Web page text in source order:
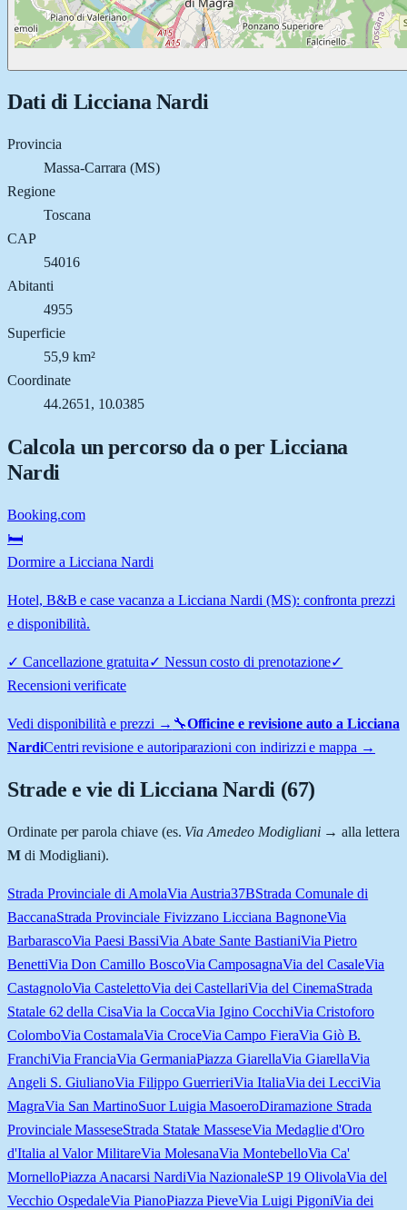
Dati di Licciana Nardi
Provincia
Massa-Carrara (MS)
Regione
Toscana
CAP
54016
Abitanti
4955
Superficie
55,9 km²
Coordinate
44.2651, 10.0385
Calcola un percorso da o perLicciana
Nardi
Booking.com
🛏️
Dormire a Licciana Nardi
Hotel, B&B e case vacanza a Licciana Nardi (MS): confronta prezzi
e disponibilità.
✓ Cancellazione gratuita✓ Nessun costo di prenotazione✓
Recensioni verificate
Vedi disponibilità e prezzi → 🔧Officine e revisione auto aLicciana
NardiCentri revisione e autoriparazioni con indirizzi e mappa →
Strade e vie diLicciana Nardi (67)
Ordinate per parola chiave (es. Via Amedeo Modigliani→ alla lettera
Mdi Modigliani).
Strada Provinciale di AmolaVia Austria37BStrada Comunale di
BaccanaStrada Provinciale Fivizzano Licciana BagnoneVia
BarbarascoVia Paesi BassiVia Abate Sante BastianiVia Pietro
BenettiVia Don Camillo BoscoVia CamposagnaVia del CasaleVia
CastagnoloVia CastelettoVia dei CastellariVia del CinemaStrada
Statale 62 della CisaVia la CoccaVia Igino CocchiVia Cristoforo
ColomboVia CostamalaVia CroceVia Campo FieraVia Giò B.
FranchiVia FranciaVia GermaniaPiazza GiarellaVia GiarellaVia
Angeli S. GiulianoVia Filippo GuerrieriVia ItaliaVia dei LecciVia
MagraVia San MartinoSuor Luigia MasoeroDiramazione Strada
Provinciale MasseseStrada Statale MasseseVia Medaglie d'Oro
d'Italia al Valor MilitareVia MolesanaVia MontebelloVia Ca'
MornelloPiazza Anacarsi NardiVia NazionaleSP 19 OlivolaVia del
Vecchio OspedaleVia PianoPiazza PieveVia Luigi PigoniVia dei